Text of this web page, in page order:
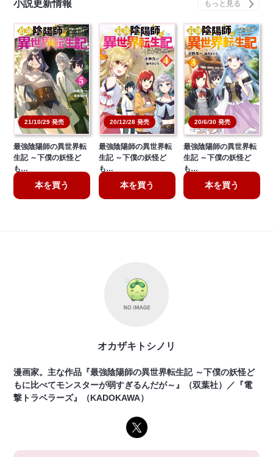
小説更新情報
21/10/29 発売
最強陰陽師の異世界転
生記 ～下僕の妖怪ど
も…
本を買う
20/12/28 発売
最強陰陽師の異世界転
生記 ～下僕の妖怪ど
も…
本を買う
20/6/30 発売
最強陰陽師の異世界転
生記 ～下僕の妖怪ど
も…
本を買う
オカザキトシノリ
漫画家。主な作品『最強陰陽師の異世界転生記 ～下僕の妖怪ど
もに比べてモンスターが弱すぎるんだが～』（双葉社）／『電
撃トラベラーズ』（KADOKAWA）